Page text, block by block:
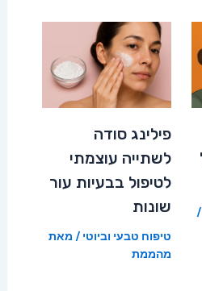
/
פילינג סודה
לשתייה עוצמתי
לטיפול בבעיות עור
שונות
טיפוח טבעי וביוטי / מאת
מהממת